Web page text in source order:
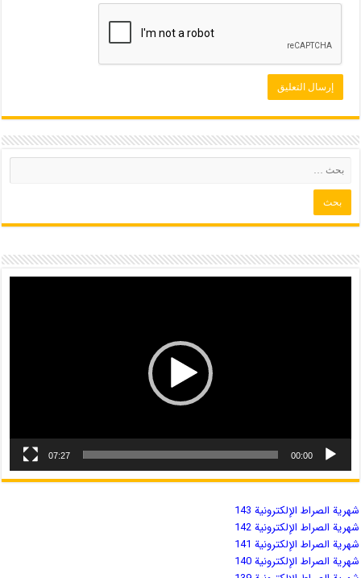
00:00
07:27
شهریة الصراط الإلكترونية 143
شهریة الصراط الإلكترونية 142
شهریة الصراط الإلكترونية 141
شهریة الصراط الإلكترونية 140